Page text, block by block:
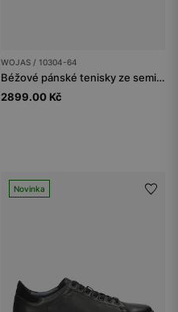
WOJAS / 10304-64
Béžové pánské tenisky ze semišové štípenky
2899.00 Kč
Novinka